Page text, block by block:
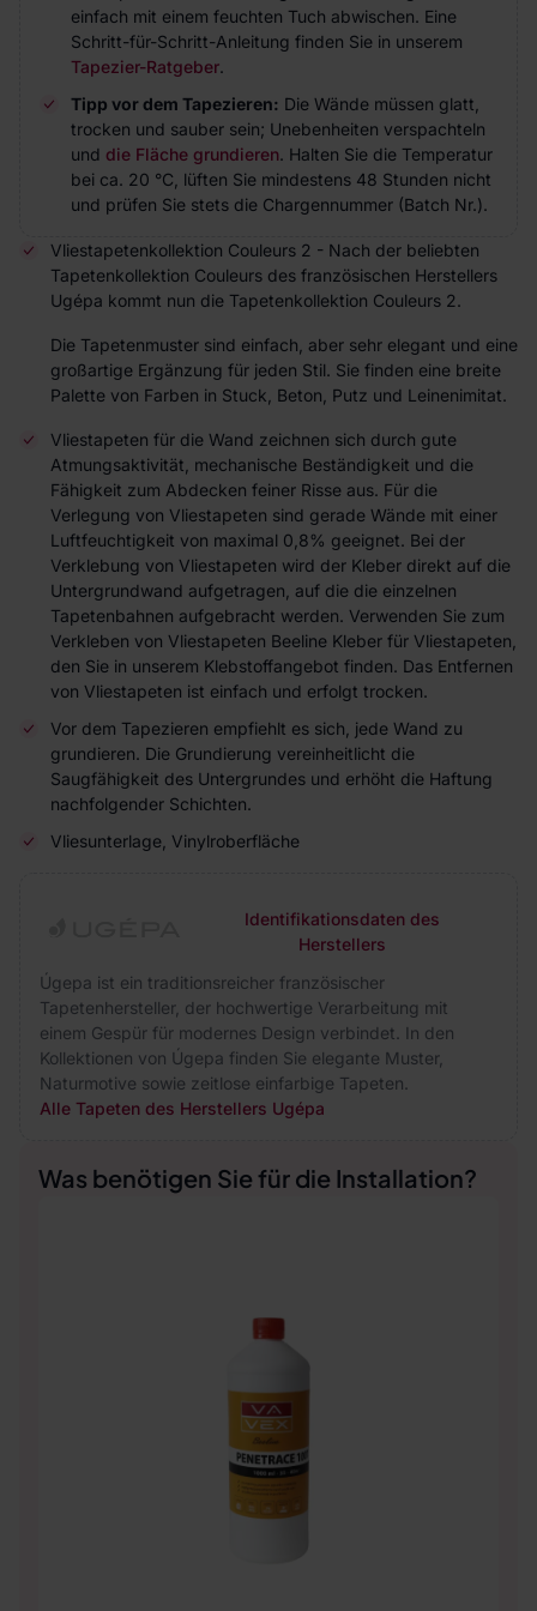
einfach mit einem feuchten Tuch abwischen. Eine
Schritt-für-Schritt-Anleitung finden Sie in unserem
Tapezier-Ratgeber.
Tipp vor dem Tapezieren: Die Wände müssen glatt,
trocken und sauber sein; Unebenheiten verspachteln
und die Fläche grundieren. Halten Sie die Temperatur
bei ca. 20 °C, lüften Sie mindestens 48 Stunden nicht
und prüfen Sie stets die Chargennummer (Batch Nr.).
Vliestapetenkollektion Couleurs 2 - Nach der beliebten
Tapetenkollektion Couleurs des französischen Herstellers
Ugépa kommt nun die Tapetenkollektion Couleurs 2.
Die Tapetenmuster sind einfach, aber sehr elegant und eine
großartige Ergänzung für jeden Stil. Sie finden eine breite
Palette von Farben in Stuck, Beton, Putz und Leinenimitat.
Vliestapeten für die Wand zeichnen sich durch gute
Atmungsaktivität, mechanische Beständigkeit und die
Fähigkeit zum Abdecken feiner Risse aus. Für die
Verlegung von Vliestapeten sind gerade Wände mit einer
Luftfeuchtigkeit von maximal 0,8% geeignet. Bei der
Verklebung von Vliestapeten wird der Kleber direkt auf die
Untergrundwand aufgetragen, auf die die einzelnen
Tapetenbahnen aufgebracht werden. Verwenden Sie zum
Verkleben von Vliestapeten Beeline Kleber für Vliestapeten,
den Sie in unserem Klebstoffangebot finden. Das Entfernen
von Vliestapeten ist einfach und erfolgt trocken.
Vor dem Tapezieren empfiehlt es sich, jede Wand zu
grundieren. Die Grundierung vereinheitlicht die
Saugfähigkeit des Untergrundes und erhöht die Haftung
nachfolgender Schichten.
Vliesunterlage, Vinylroberfläche
Identifikationsdaten des
Herstellers
Úgepa ist ein traditionsreicher französischer
Tapetenhersteller, der hochwertige Verarbeitung mit
einem Gespür für modernes Design verbindet. In den
Kollektionen von Úgepa finden Sie elegante Muster,
Naturmotive sowie zeitlose einfarbige Tapeten.
Alle Tapeten des Herstellers Ugépa
Was benötigen Sie für die Installation?